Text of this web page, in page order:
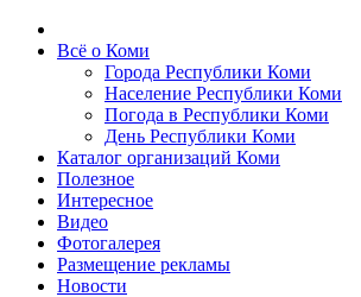
Всё о Коми
Города Республики Коми
Население Республики Коми
Погода в Республики Коми
День Республики Коми
Каталог организаций Коми
Полезное
Интересное
Видео
Фотогалерея
Размещение рекламы
Новости